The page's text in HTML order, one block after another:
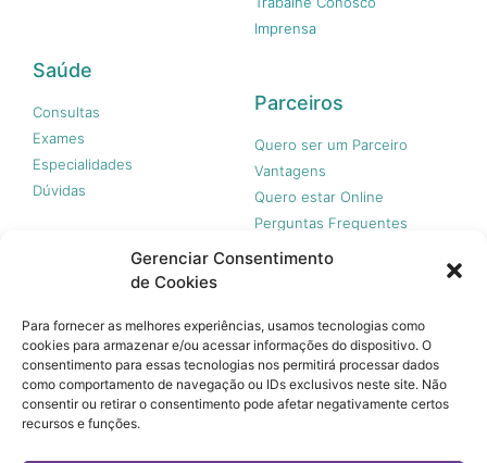
Gerenciar Consentimento
de Cookies
Para fornecer as melhores experiências, usamos tecnologias como
cookies para armazenar e/ou acessar informações do dispositivo. O
consentimento para essas tecnologias nos permitirá processar dados
como comportamento de navegação ou IDs exclusivos neste site. Não
consentir ou retirar o consentimento pode afetar negativamente certos
recursos e funções.
Imprensa
Saúde
Consultas
Exames
Especialidades
Dúvidas
Parceiros
Quero ser um Parceiro
Vantagens
Quero estar Online
Perguntas Frequentes